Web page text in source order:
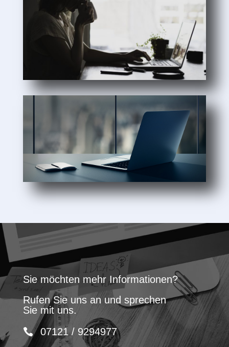
Sie möchten mehr Informationen?
Rufen Sie uns an und sprechen
Sie mit uns.
07121 / 9294977